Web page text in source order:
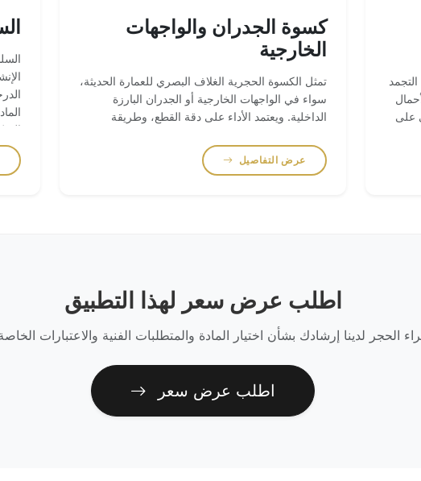
على
كسوة الجدران والواجهات
الخارجية
تمثل الكسوة الحجرية الغلاف البصري للعمارة الحديثة،
سواء في الواجهات الخارجية أو الجدران البارزة
الداخلية. ويعتمد الأداء على دقة القطع، وطريقة
البصري بين الألواح.
عرض التفاصيل
اطلب عرض سعر لهذا التطبيق
الحجر لدينا إرشادك بشأن اختيار المادة والمتطلبات الفنية والاعتبارات
اطلب عرض سعر